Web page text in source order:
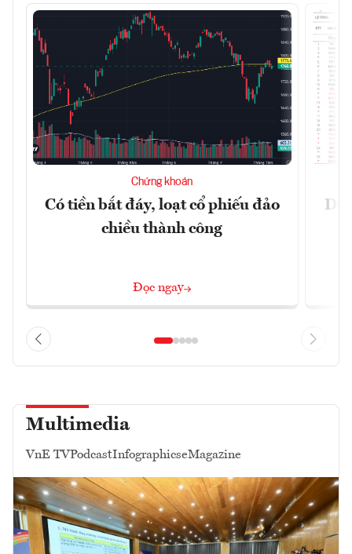
Chứng khoán
Có tiền bắt đáy, loạt cổ phiếu đảo
chiều thành công
Đọc ngay
Dự
Multimedia
VnE TVPodcastInfographicseMagazine